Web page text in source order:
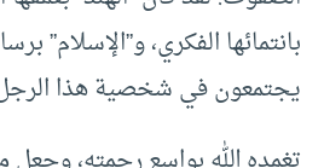
بانتمائها الفكري، و”الإسلام”
يجتمعون في شخصية هذا